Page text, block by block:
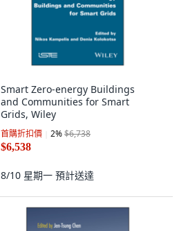
Smart Zero-energy Buildings
and Communities for Smart
Grids, Wiley
首購折扣價 2%$6,738
$6,538
8/10 星期一 預計送達